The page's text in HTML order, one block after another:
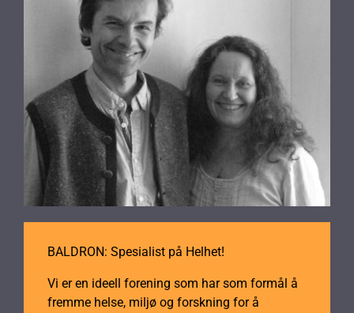
BALDRON: Spesialist på Helhet!
Vi er en ideell forening som har som formål å
fremme helse, miljø og forskning for å